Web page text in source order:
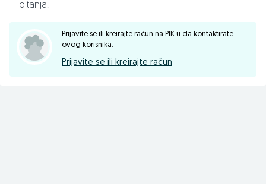
Udaljenost između diskova 25cm
pitanja.
Prijavite se ili kreirajte račun na PIK-u da kontaktirate
ovog korisnika.
Prijavite se ili kreirajte račun